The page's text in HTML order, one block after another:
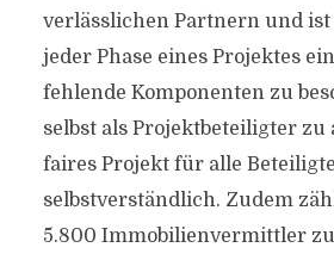
verlässlichen Partnern und ist
jeder Phase eines Projektes
fehlende Komponenten zu
selbst als Projektbeteiligter zu
faires Projekt für alle
selbstverständlich. Zudem
5.800 Immobilienvermittler